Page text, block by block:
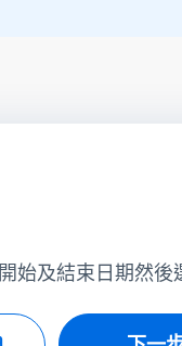
始及結束日期然後